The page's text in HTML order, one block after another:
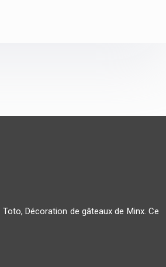
Décoration de gâteaux de Minx. Ce